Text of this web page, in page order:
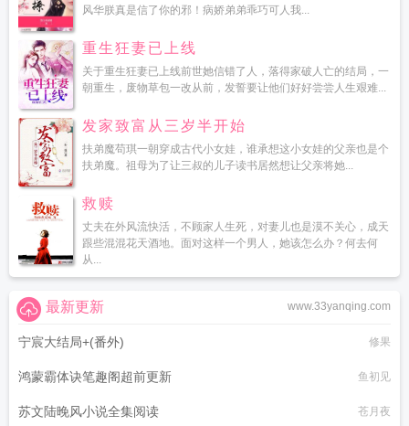
风华朕真是信了你的邪！病娇弟弟乖巧可人我...
重生狂妻已上线
关于重生狂妻已上线前世她信错了人，落得家破人亡的结局，一
朝重生，废物草包一改从前，发誓要让他们好好尝尝人生艰难...
发家致富从三岁半开始
扶弟魔苟琪一朝穿成古代小女娃，谁承想这小女娃的父亲也是个
扶弟魔。祖母为了让三叔的儿子读书居然想让父亲将她...
救赎
丈夫在外风流快活，不顾家人生死，对妻儿也是漠不关心，成天
跟些混混花天酒地。面对这样一个男人，她该怎么办？何去何
从...
www.33yanqing.com
最新更新
宁宸大结局+(番外) 修果
鸿蒙霸体诀笔趣阁超前更新 鱼初见
苏文陆晚风小说全集阅读 苍月夜